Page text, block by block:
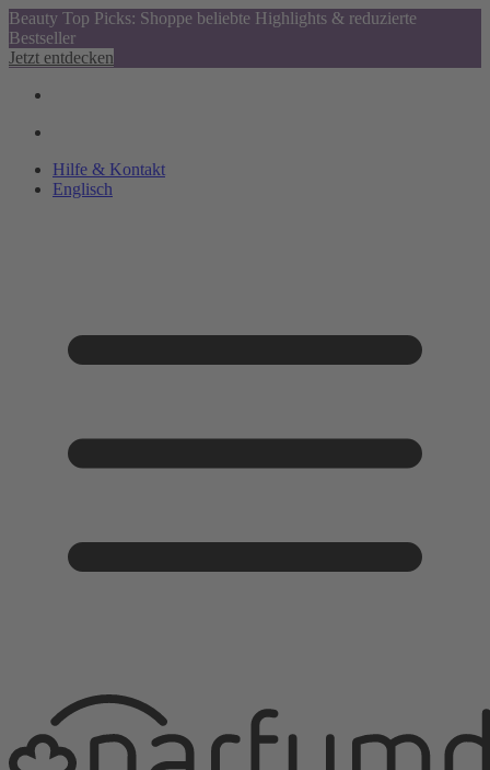
Beauty Top Picks: Shoppe beliebte Highlights & reduzierte
Bestseller
Jetzt entdecken
Hilfe & Kontakt
Englisch